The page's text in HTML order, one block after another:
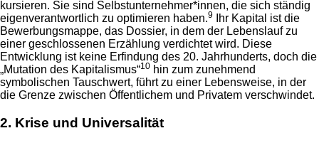
kursieren. Sie sind Selbstunternehmer*innen, die sich ständig
eigenverantwortlich zu optimieren haben.9
Ihr Kapital ist die
Bewerbungsmappe, das Dossier, in dem der Lebenslauf zu
einer geschlossenen Erzählung verdichtet wird. Diese
Entwicklung ist keine Erfindung des 20. Jahrhunderts, doch die
„Mutation des Kapitalismus“10 hin zum zunehmend
symbolischen Tauschwert, führt zu einer Lebensweise, in der
die Grenze zwischen Öffentlichem und Privatem verschwindet.
2. Krise und Universalität